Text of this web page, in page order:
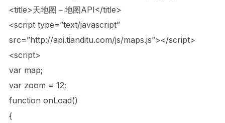
<title>天地图－地图API</title>
<script type=”text/javascript”
src=”http://api.tianditu.com/js/maps.js”></script>
<script>
var map;
var zoom = 12;
function onLoad()
{